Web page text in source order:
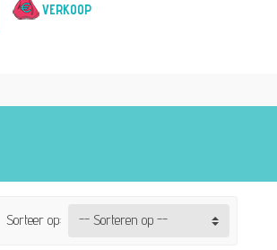
VERKOOP
Sorteer op: -- Sorteren op --